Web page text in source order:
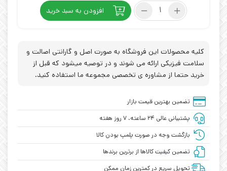
سنسور
1.5DN
عدد
افزودن به سبد خرید
کلیه محصولات این فروشگاه به صورت اصل و گارانتی اصالت و
سلامت فیزیکی ارائه می شوند و در توصیه میشود که قبل از
خرید حتما از مشاوره ی تخصصی مجموعه ما استفاده کنید.
تضمین بهترین قیمت بازار
پشتیبانی عالی ۲۴ ساعته، ۷ روز هفته
بازگشت وجه در صورت پلمپ بودن کالا
تضمین کیفیت کالاها از برترین برندها
تحویل سریع در کمترین زمان ممکن